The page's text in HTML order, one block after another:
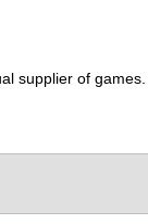
supplier of